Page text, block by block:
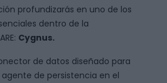
profundizarás en uno de los
dentro de la
Cygnus.
de datos diseñado para
de persistencia en el